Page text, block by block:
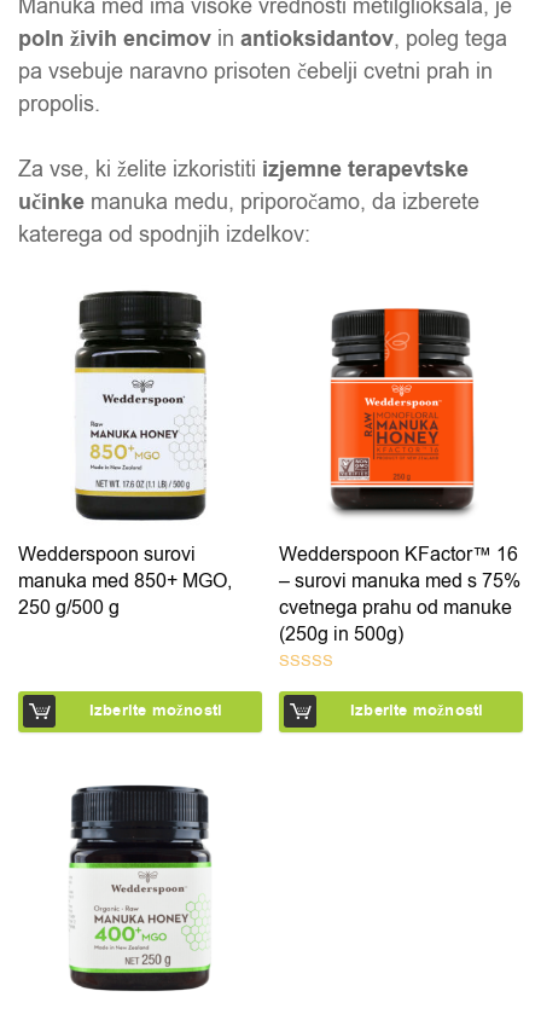
Manuka med ima visoke vrednosti metilglioksala, je
poln živih encimov in antioksidantov, poleg tega
pa vsebuje naravno prisoten čebelji cvetni prah in
propolis.
Za vse, ki želite izkoristiti izjemne terapevtske
učinke manuka medu, priporočamo, da izberete
katerega od spodnjih izdelkov:
Wedderspoon surovi
manuka med 850+ MGO,
250 g/500 g
Izberite možnosti
Ta izdelek ima več različic. Možnosti lahko izberete
Wedderspoon KFactor™ 16
– surovi manuka med s 75%
cvetnega prahu od manuke
(250g in 500g)
Ocenjeno
5.00od 5 Izberite možnosti
Ta izdelek ima več različic. Možnosti lahko izberete